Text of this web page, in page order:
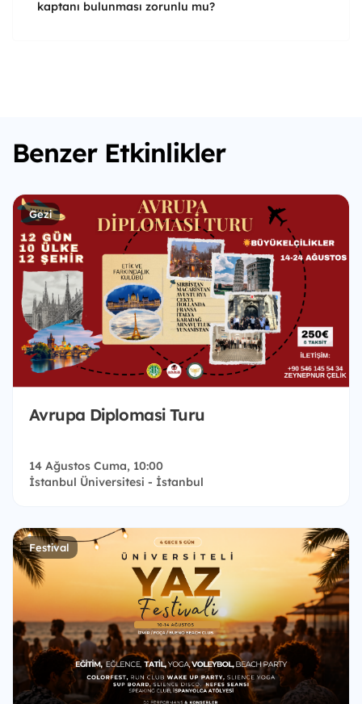
kaptanı bulunması zorunlu mu?
Benzer Etkinlikler
Gezi
Avrupa Diplomasi Turu
14 Ağustos Cuma, 10:00
İstanbul Üniversitesi - İstanbul
Festival